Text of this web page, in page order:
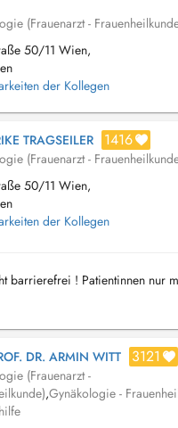
(Frauenarzt -
50/11 Wien,
der Kollegen
TRAGSEILER 1416
(Frauenarzt -
50/11 Wien,
der Kollegen
barrierefrei ! Patientinnen nur
DR. ARMIN WITT 3121
(Frauenarzt -
,Gynäkologie -